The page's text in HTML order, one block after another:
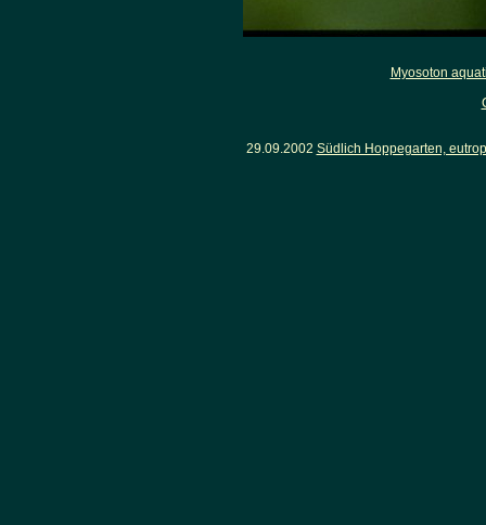
Myosoton
29.09.2002 Südlich Hoppegarten,